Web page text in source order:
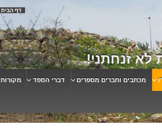
דף הבית
לא זנחתני!
מכתבים וחברים מספרים דברי הספד מקורות